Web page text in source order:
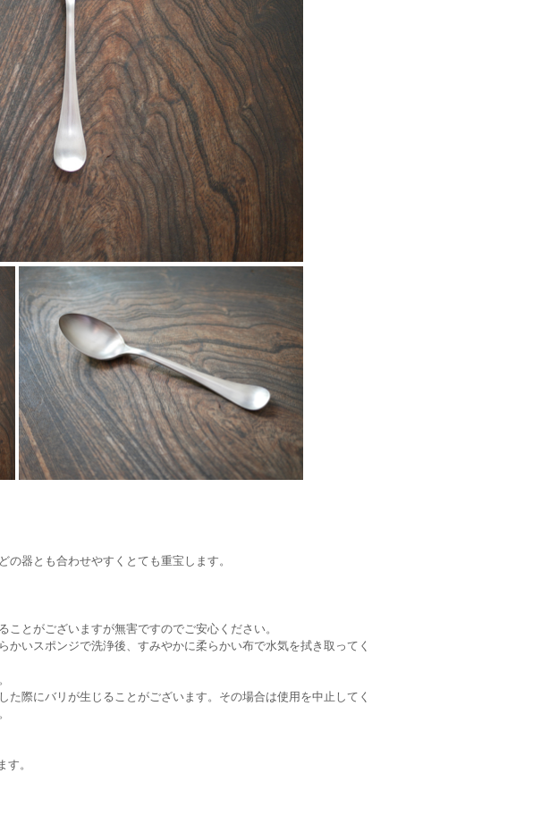
器とも合わせやすくとても重宝します。
とがございますが無害ですのでご安心ください。
いスポンジで洗浄後、すみやかに柔らかい布で水気を拭き取ってく
際にバリが生じることがございます。その場合は使用を中止してく
。